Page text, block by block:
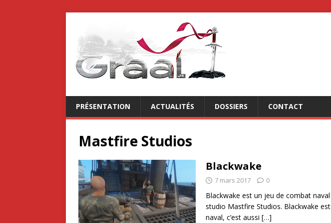
PRÉSENTATION ACTUALITÉS DOSSIERS CONTACT
Mastfire Studios
Blackwake
7 mars 2017 0
Blackwake est un jeu de combat
studio Mastfire Studios. Blackwake
naval, c’est aussi […]